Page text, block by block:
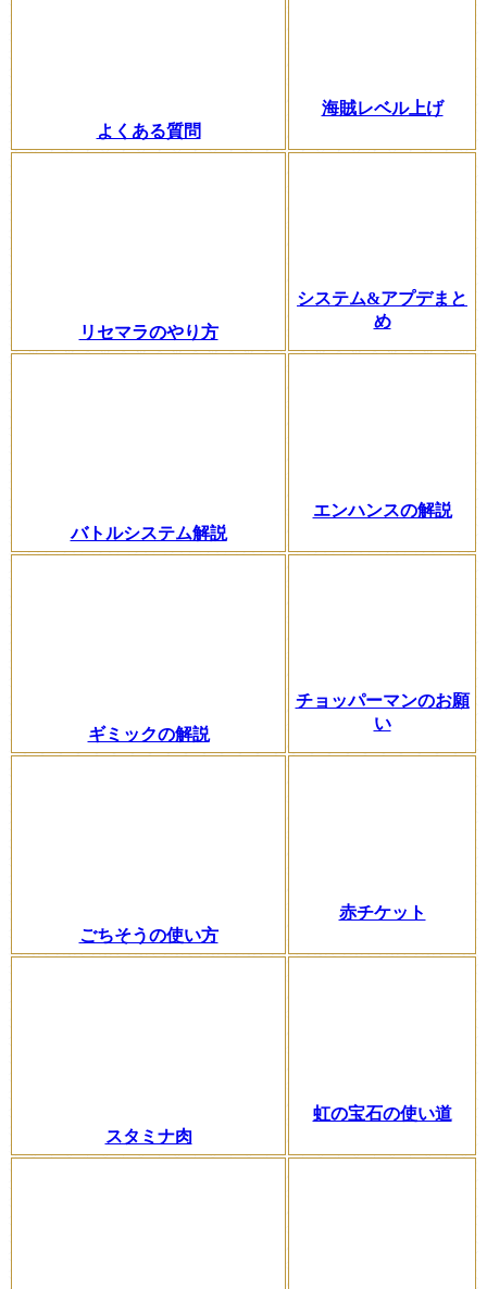
よくある質問
海賊レベル上げ
リセマラのやり方
システム&アプデまと
め
バトルシステム解説
エンハンスの解説
ギミックの解説
チョッパーマンのお願
い
ごちそうの使い方
赤チケット
スタミナ肉
虹の宝石の使い道